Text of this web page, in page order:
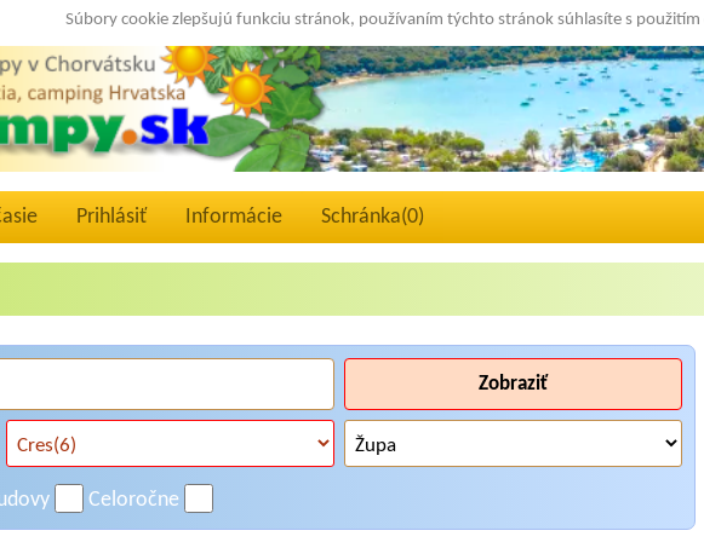
Súbory cookie zlepšujú funkciu stránok, používaním týchto stránok súhlasíte s použitím
Prihlásiť Informácie Schránka(0)
Zobraziť
Celoročne